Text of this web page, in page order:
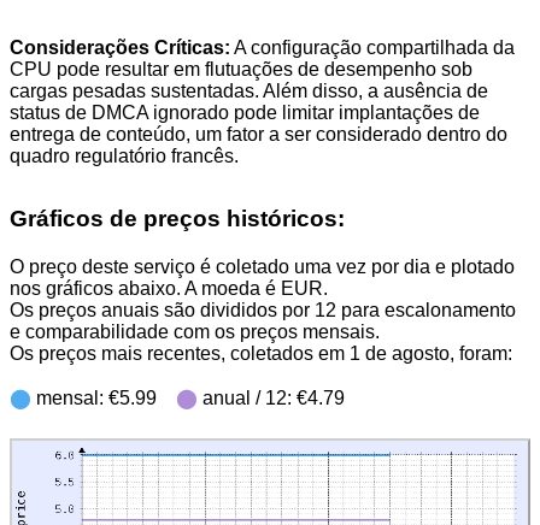
Considerações Críticas: A configuração compartilhada da
CPU pode resultar em flutuações de desempenho sob
cargas pesadas sustentadas. Além disso, a ausência de
status de DMCA ignorado pode limitar implantações de
entrega de conteúdo, um fator a ser considerado dentro do
quadro regulatório francês.
Gráficos de preços históricos:
O preço deste serviço é coletado uma vez por dia e plotado
nos gráficos abaixo. A moeda é EUR.
Os preços anuais são divididos por 12 para escalonamento
e comparabilidade com os preços mensais.
Os preços mais recentes, coletados em 1 de agosto, foram:
⬤ mensal: €5.99 ⬤ anual / 12: €4.79